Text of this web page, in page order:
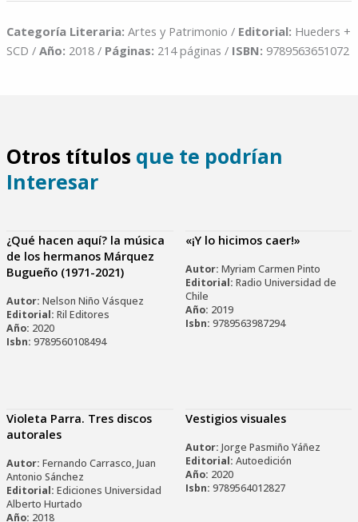
Categoría Literaria: Artes y Patrimonio / Editorial: Hueders +
SCD / Año: 2018 / Páginas: 214 páginas / ISBN: 9789563651072
Otros títulos que te podrían
Interesar
¿Qué hacen aquí? la música
de los hermanos Márquez
Bugueño (1971-2021)
Autor: Nelson Niño Vásquez
Editorial: Ril Editores
Año: 2020
Isbn: 9789560108494
«¡Y lo hicimos caer!»
Autor: Myriam Carmen Pinto
Editorial: Radio Universidad de
Chile
Año: 2019
Isbn: 9789563987294
Violeta Parra. Tres discos
autorales
Autor: Fernando Carrasco, Juan
Antonio Sánchez
Editorial: Ediciones Universidad
Alberto Hurtado
Año: 2018
Vestigios visuales
Autor: Jorge Pasmiño Yáñez
Editorial: Autoedición
Año: 2020
Isbn: 9789564012827